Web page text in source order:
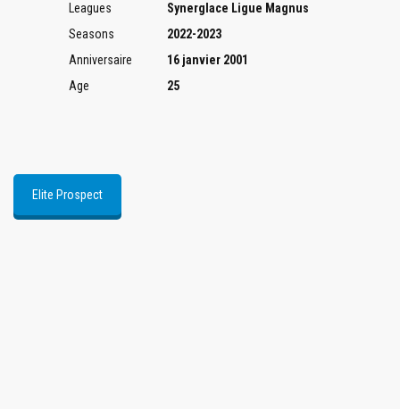
Leagues
Synerglace Ligue Magnus
Seasons
2022-2023
Anniversaire
16 janvier 2001
Age
25
Elite Prospect